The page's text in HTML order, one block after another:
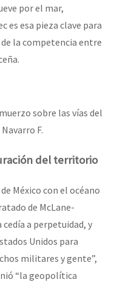
por el mar,
es esa pieza clave para
la competencia entre
sobre las vías del
F.
del territorio
México con el océano
de McLane-
a perpetuidad, y
Unidos para
militares y gente”,
“la geopolítica